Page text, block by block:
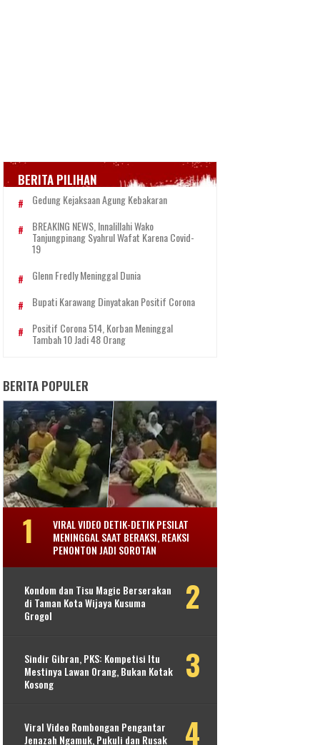
BERITA PILIHAN
Gedung Kejaksaan Agung Kebakaran
BREAKING NEWS, Innalillahi Wako
Tanjungpinang Syahrul Wafat Karena Covid-
19
Glenn Fredly Meninggal Dunia
Bupati Karawang Dinyatakan Positif Corona
Positif Corona 514, Korban Meninggal
Tambah 10 Jadi 48 Orang
BERITA POPULER
VIRAL VIDEO DETIK-DETIK PESILAT
MENINGGAL SAAT BERAKSI, REAKSI
PENONTON JADI SOROTAN
Kondom dan Tisu Magic Berserakan
di Taman Kota Wijaya Kusuma
Grogol
Sindir Gibran, PKS: Kompetisi Itu
Mestinya Lawan Orang, Bukan Kotak
Kosong
Viral Video Rombongan Pengantar
Jenazah Ngamuk, Pukuli dan Rusak